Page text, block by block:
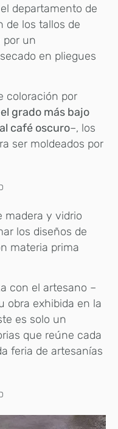
departamento de
de los tallos de
por un
en pliegues
coloración por
el grado más bajo
café oscuro–, los
ser moldeados por
madera y vidrio
los diseños de
materia prima
con el artesano –
obra exhibida en la
es solo un
que reúne cada
feria de artesanías